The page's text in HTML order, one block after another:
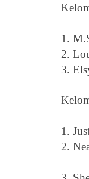
1.
2.
3.
1.
2.